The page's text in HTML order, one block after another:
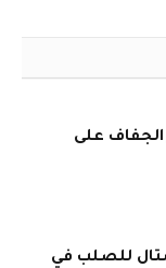
على
للصلب في